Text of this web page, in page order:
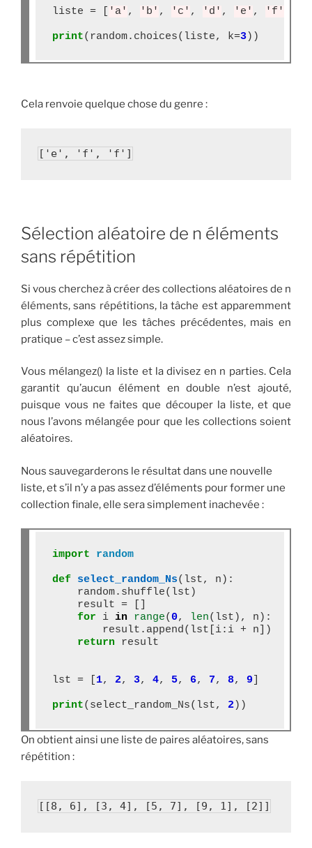
liste = 'a' , 'b' , 'c' , 'd' , 'e' , 'f'
print(random. choices(liste, k=3
Cela renvoie quelque chose du genre :
['e', 'f', 'f']
Sélection aléatoire de n éléments
sans répétition
Si vous cherchez à créer des collections aléatoires de n
éléments, sans répétitions, la tâche est apparemment
plus complexe que les tâches précédentes, mais en
pratique – c’est assez simple.
Vous mélangez() la liste et la divisez en n parties. Cela
garantit qu’aucun élément en double n’est ajouté,
puisque vous ne faites que découper la liste, et que
nous l’avons mélangée pour que les collections soient
aléatoires.
Nous sauvegarderons le résultat dans une nouvelle
liste, et s’il n’y a pas assez d’éléments pour former une
collection finale, elle sera simplement inachevée :
import random
def select_random_Ns(lst, n):
    random
. shuffle(lst)
    result
=
for i in range(0, len(lst), n):
        result
. append(lst[i:i + n])
return result
lst = 1, 2, 3, 4, 5, 6, 7, 8, 9
print(select_random_Ns(lst, 2
On obtient ainsi une liste de paires aléatoires, sans
répétition :
[[8, 6], [3, 4], [5, 7], [9, 1], [2]]